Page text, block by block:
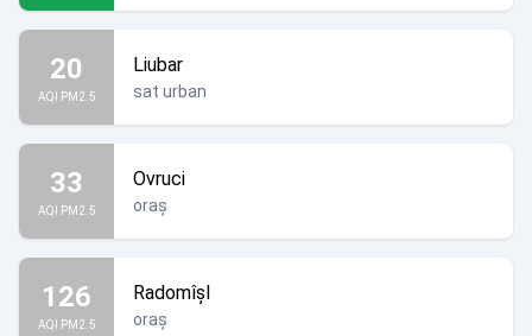
20
AQI PM2.5
Liubar
sat urban
33
AQI PM2.5
Ovruci
oraș
126
AQI PM2.5
Radomîșl
oraș